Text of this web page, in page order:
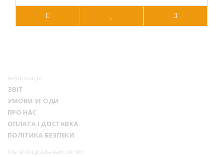
Інформація
ЗВІТ
УМОВИ УГОДИ
ПРО НАС
ОПЛАТА І ДОСТАВКА
ПОЛІТИКА БЕЗПЕКИ
Мы в социальных сетях: